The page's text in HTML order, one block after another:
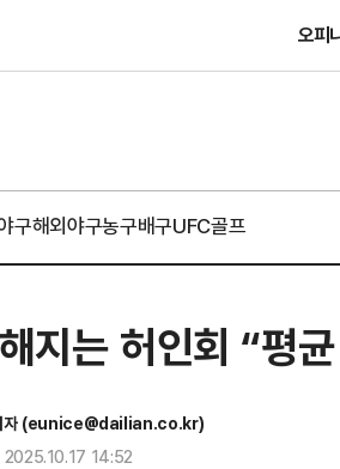
오피
구해외야구농구배구UFC골프
지는 허인회 “평
기자 (eunice@dailian.co.kr)
2025.10.17 14:52